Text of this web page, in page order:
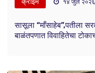
१४ जुलै २०२६
सासूला “माँसाहेब”,पतीला
बाळंतपणात विवाहितेचा